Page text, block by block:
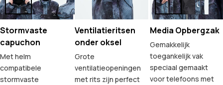
Stormvaste
capuchon
Met helm
compatibele
stormvaste
Ventilatieritsen
onder oksel
Grote
ventilatieopeningen
met rits zijn perfect
Media Opbergzak
Gemakkelijk
toegankelijk vak
speciaal gemaakt
voor telefoons met